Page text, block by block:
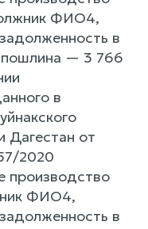
ФИО4,
в
— 3 766
в
Дагестан от
2020
производство
ФИО4,
в